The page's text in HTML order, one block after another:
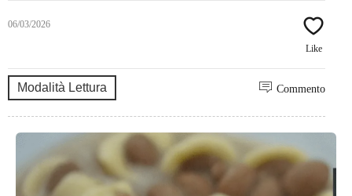
06/03/2026
Like
Modalità Lettura Commento